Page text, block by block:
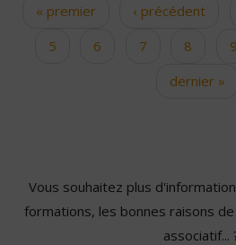
Pages« premier ‹ précédent
5
6 7 8 9
dernier »
Vous souhaitez plus
formations, les bonnes raisons
associatif...